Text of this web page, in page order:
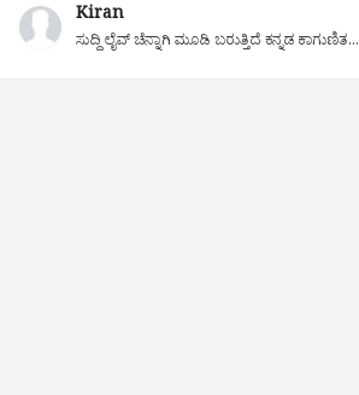
Kiran
ಸುದ್ದಿ ಲೈವ್ ಚೆನ್ನಾಗಿ ಮೂಡಿ ಬರುತ್ತಿದೆ ಕನ್ನಡ ಕಾಗುಣಿತ...